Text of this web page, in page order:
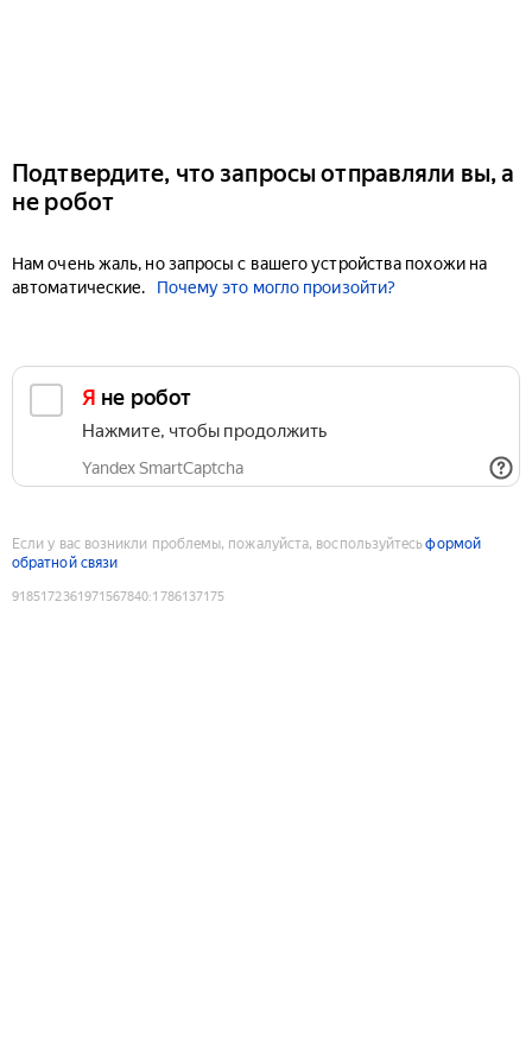
Подтвердите, что запросы отправляли вы, а
не робот
Нам очень жаль, но запросы с вашего устройства похожи на
автоматические.
Почему это могло произойти?
Я не робот
Нажмите, чтобы продолжить
Yandex SmartCaptcha
Если у вас возникли проблемы, пожалуйста, воспользуйтесьформой
обратной связи
9185172361971567840:1786137175